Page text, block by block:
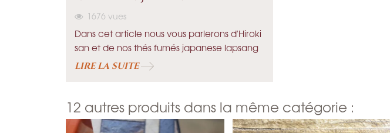
1676 vues
Dans cet article nous vous parlerons d'Hiroki
san et de nos thés fumés japanese lapsang
LIRE LA SUITE
12 autres produits dans la même catégorie :